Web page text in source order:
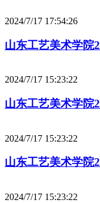
2024/7/17 17:54:26
山东工艺美术学院
2024/7/17 15:23:22
山东工艺美术学院
2024/7/17 15:23:22
山东工艺美术学院
2024/7/17 15:23:22